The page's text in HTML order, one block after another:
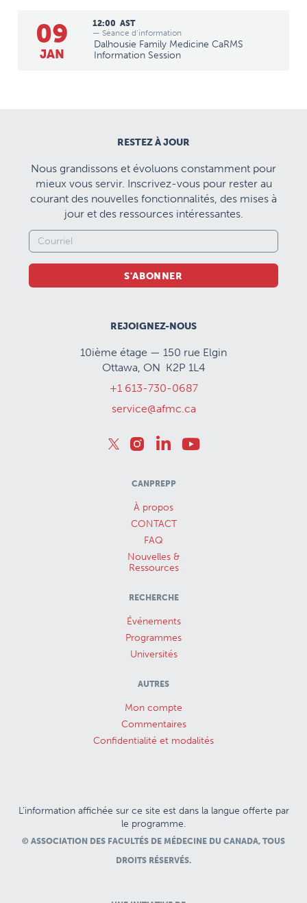
09
JAN
12:00 AST
— Séance d’information
Dalhousie Family Medicine CaRMS
Information Session
RESTEZ À JOUR
Nous grandissons et évoluons constamment pour
mieux vous servir. Inscrivez-vous pour rester au
courant des nouvelles fonctionnalités, des mises à
jour et des ressources intéressantes.
S'ABONNER
REJOIGNEZ-NOUS
10ième étage — 150 rue Elgin
Ottawa, ON K2P 1L4
+1 613-730-0687
service@afmc.ca
CANPREPP
À propos
CONTACT
FAQ
Nouvelles &
Ressources
RECHERCHE
Événements
Programmes
Universités
AUTRES
Mon compte
Commentaires
Confidentialité et modalités
L’information affichée sur ce site est dans la langue offerte par
le programme.
© ASSOCIATION DES FACULTÉS DE MÉDECINE DU CANADA, TOUS
DROITS RÉSERVÉS.